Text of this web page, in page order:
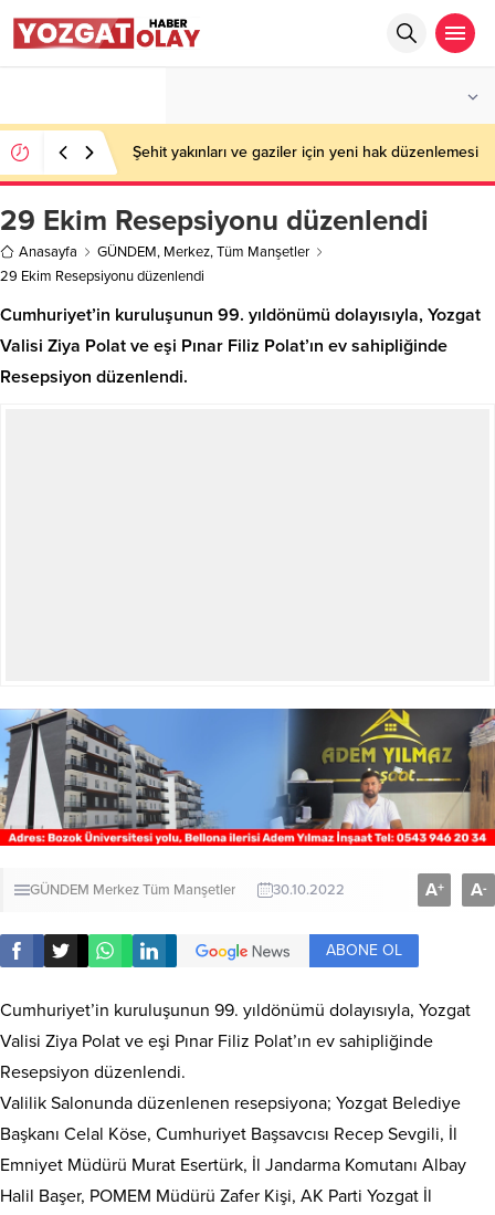
Şehit yakınları ve gaziler için yeni hak düzenlemesi
29 Ekim Resepsiyonu düzenlendi
Anasayfa GÜNDEM, Merkez,Tüm Manşetler
29 Ekim Resepsiyonu düzenlendi
Cumhuriyet’in kuruluşunun 99. yıldönümü dolayısıyla, Yozgat
Valisi Ziya Polat ve eşi Pınar Filiz Polat’ın ev sahipliğinde
Resepsiyon düzenlendi.
GÜNDEM MerkezTüm Manşetler 30.10.2022 A+ A-
ABONE OL
Cumhuriyet’in kuruluşunun 99. yıldönümü dolayısıyla, Yozgat
Valisi Ziya Polat ve eşi Pınar Filiz Polat’ın ev sahipliğinde
Resepsiyon düzenlendi.
Valilik Salonunda düzenlenen resepsiyona; Yozgat Belediye
Başkanı Celal Köse, Cumhuriyet Başsavcısı Recep Sevgili, İl
Emniyet Müdürü Murat Esertürk, İl Jandarma Komutanı Albay
Halil Başer, POMEM Müdürü Zafer Kişi, AK Parti Yozgat İl